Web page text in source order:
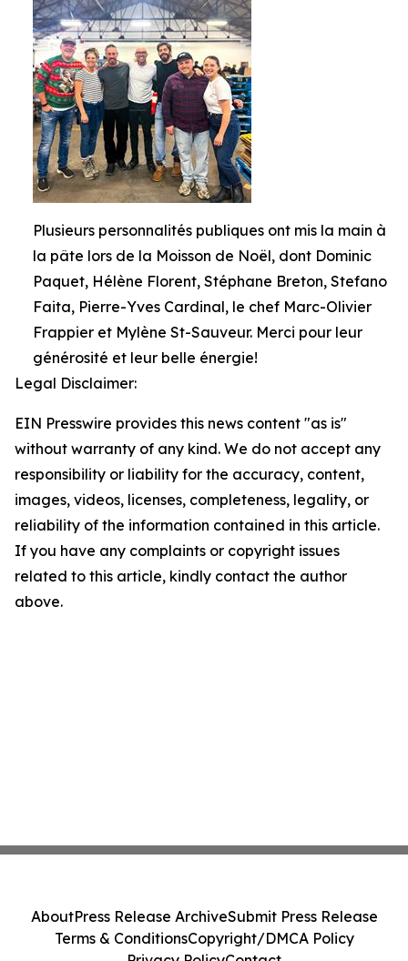
Plusieurs personnalités publiques ont mis la main à
la pâte lors de la Moisson de Noël, dont Dominic
Paquet, Hélène Florent, Stéphane Breton, Stefano
Faita, Pierre-Yves Cardinal, le chef Marc-Olivier
Frappier et Mylène St-Sauveur. Merci pour leur
générosité et leur belle énergie!
Legal Disclaimer:
EIN Presswire provides this news content "as is"
without warranty of any kind. We do not accept any
responsibility or liability for the accuracy, content,
images, videos, licenses, completeness, legality, or
reliability of the information contained in this article.
If you have any complaints or copyright issues
related to this article, kindly contact the author
above.
AboutPress Release ArchiveSubmit Press Release
Terms & ConditionsCopyright/DMCA Policy